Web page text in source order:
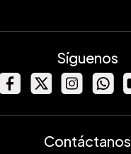
Síguenos
Contáctanos